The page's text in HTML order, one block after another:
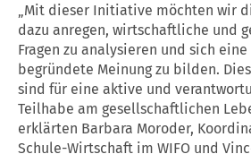
„Mit dieser Initiative möchten wir
dazu anregen, wirtschaftliche und
Fragen zu analysieren und sich
begründete Meinung zu bilden.
sind für eine aktive und
Teilhabe am gesellschaftlichen
erklärten Barbara Moroder,
Schule-Wirtschaft im WIFO und